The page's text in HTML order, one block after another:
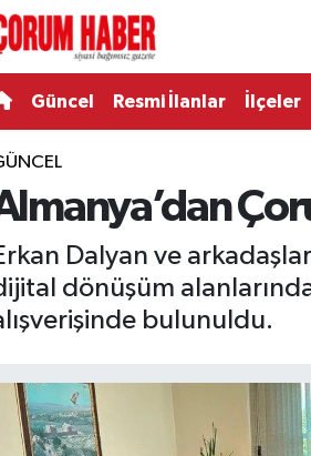
Güncel Resmi İlanlar İlçeler
Dalyan ve
dönüşüm
bulunuldu.
Vakitleri
Durumu ve Fikstür
Haberleri